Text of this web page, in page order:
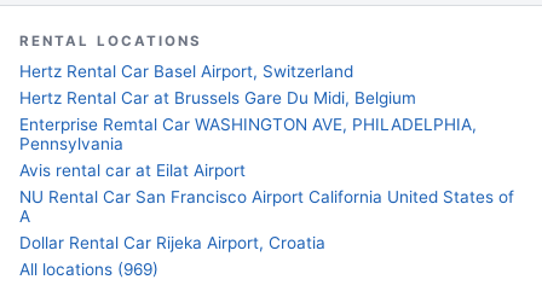
RENTAL LOCATIONS
Hertz Rental Car Basel Airport, Switzerland
Hertz Rental Car at Brussels Gare Du Midi, Belgium
Enterprise Remtal Car WASHINGTON AVE, PHILADELPHIA,
Pennsylvania
Avis rental car at Eilat Airport
NU Rental Car San Francisco Airport California United States of
A
Dollar Rental Car Rijeka Airport, Croatia
All locations (969)